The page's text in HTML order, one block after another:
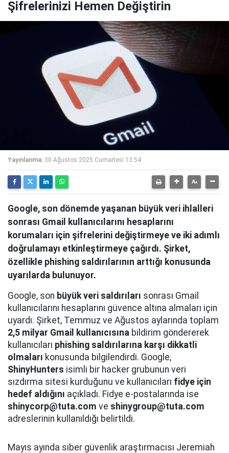
Şifrelerinizi Hemen Değiştirin
Yayınlanma: 30 Ağustos 2025 Cumartesi 13:54
Google, son dönemde yaşanan büyük veri ihlalleri
sonrası Gmail kullanıcılarını hesaplarını
korumaları için şifrelerini değiştirmeye ve iki adımlı
doğrulamayı etkinleştirmeye çağırdı. Şirket,
özellikle phishing saldırılarının arttığı konusunda
uyarılarda bulunuyor.
Google, son büyük veri saldırıları sonrası Gmail
kullanıcılarını hesaplarını güvence altına almaları için
uyardı. Şirket, Temmuz ve Ağustos aylarında toplam
2,5 milyar Gmail kullanıcısına bildirim göndererek
kullanıcıları phishing saldırılarına karşı dikkatli
olmaları konusunda bilgilendirdi. Google,
ShinyHunters isimli bir hacker grubunun veri
sızdırma sitesi kurduğunu ve kullanıcıları fidye için
hedef aldığını açıkladı. Fidye e-postalarında ise
shinycorp@tuta.com ve shinygroup@tuta.com
adreslerinin kullanıldığı belirtildi.
Mayıs ayında siber güvenlik araştırmacısı Jeremiah